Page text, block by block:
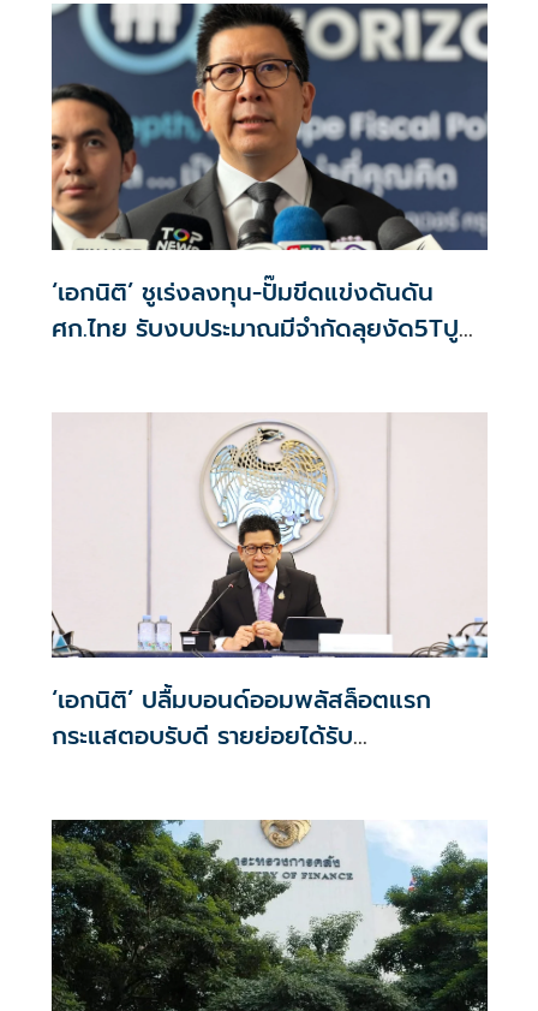
‘เอกนิติ’ ชูเร่งลงทุน-ปั๊มขีดแข่งดันดัน
ศก.ไทย รับงบประมาณมีจำกัดลุยงัด5Tปู
‘เอกนิติ’ ปลื้มบอนด์ออมพลัสล็อตแรก
กระแสตอบรับดี รายย่อยได้รับ